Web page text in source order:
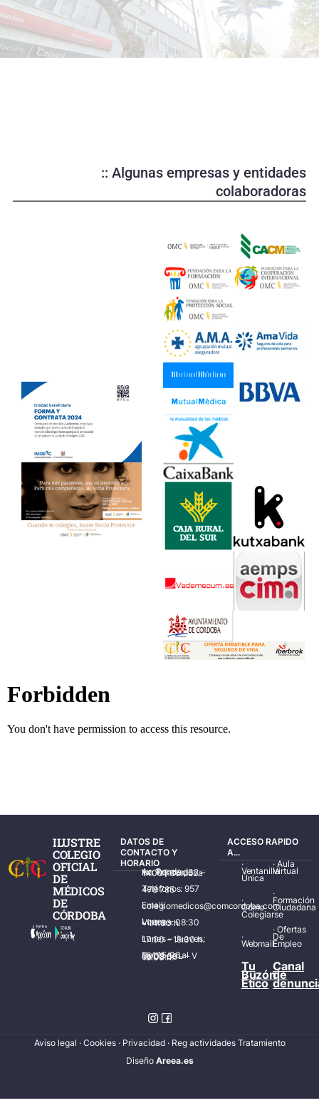
d
u
c
o
:: Algunas empresas y entidades
colaboradoras
ILUSTRE
COLEGIO
OFICIAL
DE
MÉDICOS
DE
CÓRDOBA
DATOS DE
CONTACTO Y
HORARIO
Av. Ronda de los Tejares, 32 – 14001 Córdoba
Teléfonos: 957 478 785
Email: colegiomedicos@comcordoba.com
Lunes – Viernes: 08:30 – 14:30 h.
Lunes – Jueves: 17:00 – 19:30 h.
Del 15/06 al 15/09 de L – V de 08:00 – 15:00 h.
ACCESO RAPIDO
A...
·
Ventanilla
Única
·
Cómo
Colegiarse
·
Webmail
·Aula
Virtual
·
Formación
Ciudadana
·Ofertas
De
Empleo
Tu
Buzón
Ético
Canal
de
Aviso legal · Cookies· Privacidad · Reg actividades Tratamiento
Diseño Areea.es